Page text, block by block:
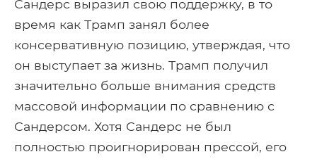
Сандерс выразил свою поддержку, в то
время как Трамп занял более
консервативную позицию, утверждая, что
он выступает за жизнь. Трамп получил
значительно больше внимания средств
массовой информации по сравнению с
Сандерсом. Хотя Сандерс не был
полностью проигнорирован прессой, его